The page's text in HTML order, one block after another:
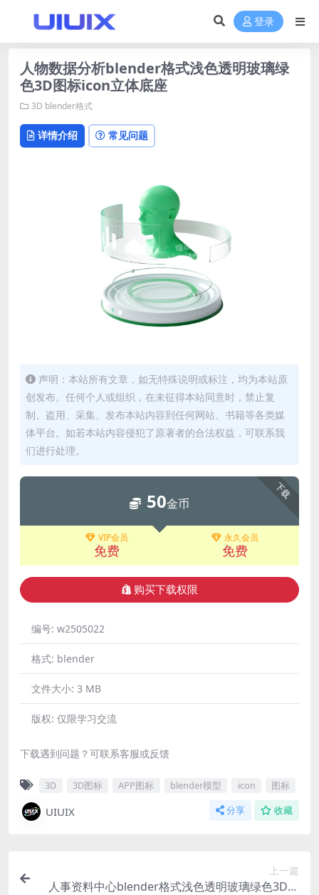
登录
人物数据分析blender格式浅色透明玻璃绿
色3D图标icon立体底座
3D blender格式
详情介绍 常见问题
声明：本站所有文章，如无特殊说明或标注，均为本站原
创发布。任何个人或组织，在未征得本站同意时，禁止复
制、盗用、采集、发布本站内容到任何网站、书籍等各类媒
体平台。如若本站内容侵犯了原著者的合法权益，可联系我
们进行处理。
下载
50金币
VIP会员
免费
永久会员
免费
购买下载权限
编号: w2505022
格式: blender
文件大小: 3 MB
版权: 仅限学习交流
下载遇到问题？可联系客服或反馈
3D 3D图标 APP图标 blender模型 icon 图标
UIUIX 分享 收藏
上一篇
人事资料中心blender格式浅色透明玻璃绿色3D图